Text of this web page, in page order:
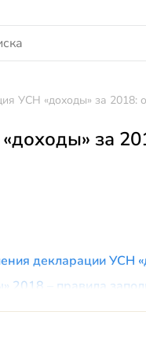
УСН «доходы» за 2018:
за
декларации УСН
2018 – правила
декларацию по УСН